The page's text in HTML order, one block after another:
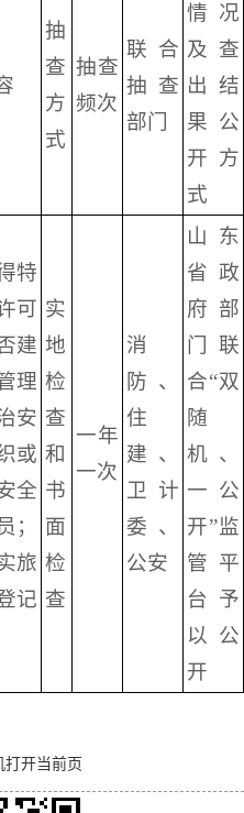
抽
查
方
式
抽查
频次
联合
抽查
部门
情况
及查
出结
果公
开方
式
特
可
建
理
安
或
全
；
旅
记
实
地
检
查
和
书
面
检
查
一年
一次
消
防、
住
建、
卫计
委、
公安
山东
省政
府部
门联
合“双
随
机、
一公
开”监
管平
台予
以公
开
打开当前页